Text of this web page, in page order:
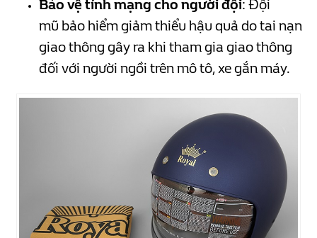
Bảo vệ tính mạng cho người đội: Đội
mũ bảo hiểm giảm thiểu hậu quả do tai nạn
giao thông gây ra khi tham gia giao thông
đối với người ngồi trên mô tô, xe gắn máy.